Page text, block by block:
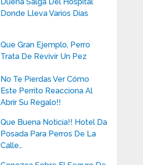
Donde Lleva Varios Días
Que Gran Ejemplo, Perro
Trata De Revivir Un Pez
No Te Pierdas Ver Cómo
Este Perrito Reacciona Al
Abrir Su Regalo!!
Que Buena Noticia!! Hotel Da
Posada Para Perros De La
Calle…